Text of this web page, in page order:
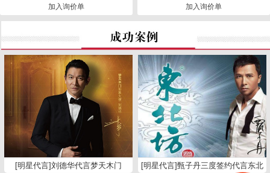
加入询价单 加入询价单
[明星代言]刘德华代言梦天木门
[明星代言]甄子丹三度签约代言东北